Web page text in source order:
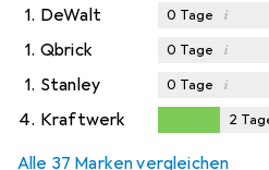
1. DeWalt 0 Tage i
1. Qbrick 0 Tage i
1. Stanley 0 Tage i
4. Kraftwerk 2
Alle 37 Marken vergleichen